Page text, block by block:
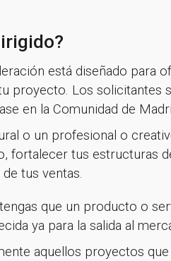
está diseñado para
proyecto. Los solicitantes
en la Comunidad de
o un profesional o
fortalecer tus estructuras
tus ventas.
que un producto o
ya para la salida al
aquellos proyectos